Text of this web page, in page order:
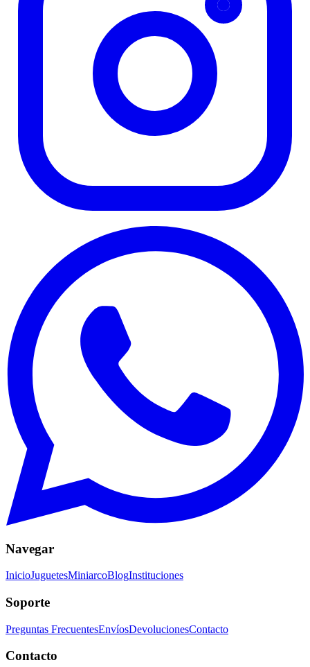
Navegar
InicioJuguetesMiniarcoBlogInstituciones
Soporte
Preguntas FrecuentesEnvíosDevolucionesContacto
Contacto